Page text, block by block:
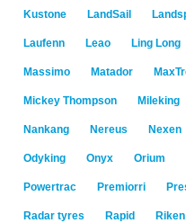
Kustone LandSail
Laufenn Leao Ling Long
Massimo Matador
Mickey Thompson Mileking
Nankang Nereus Nexen
Odyking Onyx Orium
Powertrac Premiorri
Radar tyres Rapid Riken